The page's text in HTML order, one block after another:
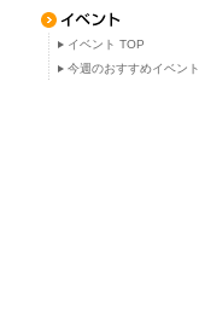
イベント TOP
今週のおすすめイベント